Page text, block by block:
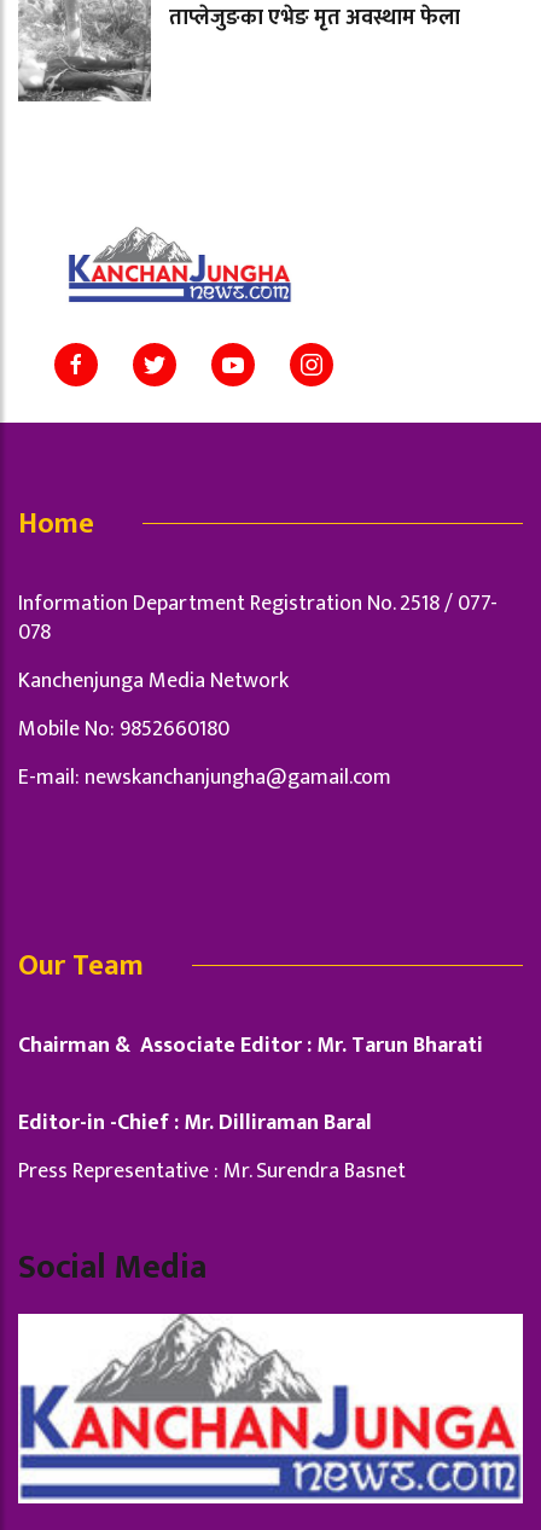
ताप्लेजुङका एभेङ मृत अवस्थाम फेला
Home
Information Department Registration No. 2518 / 077-
078
Kanchenjunga Media Network
Mobile No: 9852660180
E-mail: newskanchanjungha@gamail.com
Our Team
Chairman & Associate Editor : Mr. Tarun Bharati
Editor-in -Chief : Mr. Dilliraman Baral
Press Representative : Mr. Surendra Basnet
Social Media